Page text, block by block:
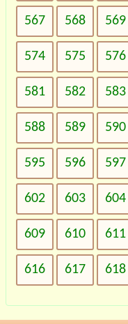
567 568 569
574 575 576
581 582 583
588 589 590
595 596 597
602 603 604
609 610 611
616 617 618